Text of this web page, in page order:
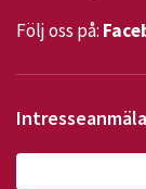
Följ oss på: